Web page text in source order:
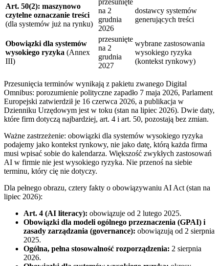
Art. 50(2): maszynowo
czytelne oznaczanie treści
(dla systemów już na rynku)
przesunięte
na 2
grudnia
2026
dostawcy systemów
generujących treści
Obowiązki dla systemów
wysokiego ryzyka (Annex
III)
przesunięte
na 2
grudnia
2027
wybrane zastosowania
wysokiego ryzyka
(kontekst rynkowy)
Przesunięcia terminów wynikają z pakietu zwanego Digital
Omnibus: porozumienie polityczne zapadło 7 maja 2026, Parlament
Europejski zatwierdził je 16 czerwca 2026, a publikacja w
Dzienniku Urzędowym jest w toku (stan na lipiec 2026). Dwie daty,
które firm dotyczą najbardziej, art. 4 i art. 50, pozostają bez zmian.
Ważne zastrzeżenie: obowiązki dla systemów wysokiego ryzyka
podajemy jako kontekst rynkowy, nie jako datę, którą każda firma
musi wpisać sobie do kalendarza. Większość zwykłych zastosowań
AI w firmie nie jest wysokiego ryzyka. Nie przenoś na siebie
terminu, który cię nie dotyczy.
Dla pełnego obrazu, cztery fakty o obowiązywaniu AI Act (stan na
lipiec 2026):
Art. 4 (AI literacy): obowiązuje od 2 lutego 2025.
Obowiązki dla modeli ogólnego przeznaczenia (GPAI) i
zasady zarządzania (governance): obowiązują od 2 sierpnia
2025.
Ogólna, pełna stosowalność rozporządzenia: 2 sierpnia
2026.